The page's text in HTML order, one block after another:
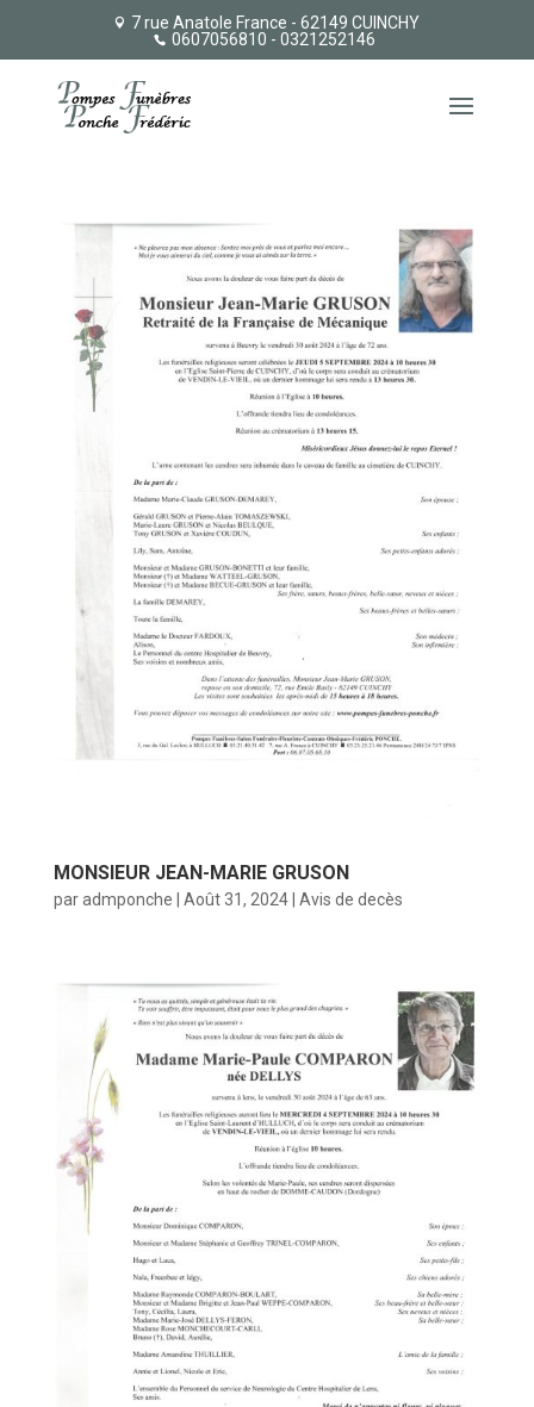
7 rue Anatole France - 62149 CUINCHY
0607056810 - 0321252146
MONSIEUR JEAN-MARIE GRUSON
paradmponche Août 31, 2024| Avis de decès